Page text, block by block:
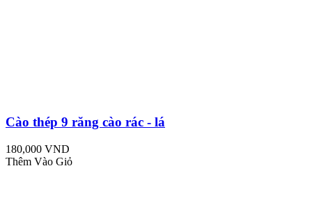
Cào thép 9 răng cào rác - lá
180,000 VND
Thêm Vào Giỏ